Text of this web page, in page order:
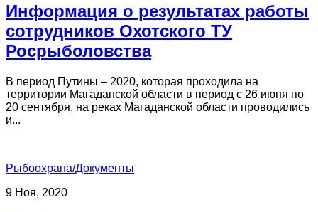
Информация о результатах работы
сотрудников Охотского ТУ
Росрыболовства
В период Путины – 2020, которая проходила на
территории Магаданской области в период с 26 июня по
20 сентября, на реках Магаданской области проводились
и...
Рыбоохрана/Документы
9 Ноя, 2020